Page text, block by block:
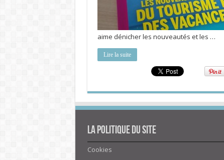
aime dénicher les nouveautés et les …
Lire la suite
La politique du site
Cookies